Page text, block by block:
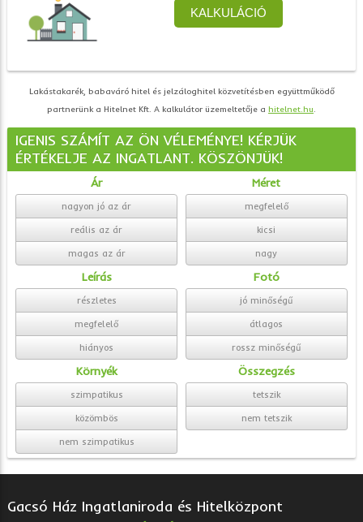
Lakástakarék, babaváró hitel és jelzáloghitel közvetítésben együttműködő
partnerünk a Hitelnet Kft. A kalkulátor üzemeltetője a hitelnet.hu.
IGENIS SZÁMÍT AZ ÖN VÉLEMÉNYE! KÉRJÜK
ÉRTÉKELJE AZ INGATLANT. KÖSZÖNJÜK!
Ár
nagyon jó az ár
reális az ár
magas az ár
Méret
megfelelő
kicsi
nagy
Leírás
részletes
megfelelő
hiányos
Fotó
jó minőségű
átlagos
rossz minőségű
Környék
szimpatikus
közömbös
nem szimpatikus
Összegzés
tetszik
nem tetszik
Gacsó Ház Ingatlaniroda és Hitelközpont